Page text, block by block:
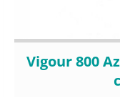
Vigour 800